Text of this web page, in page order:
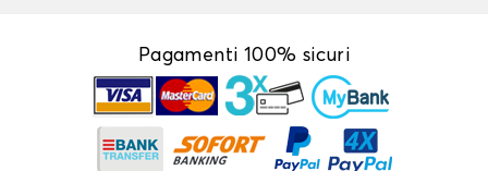
Pagamenti 100% sicuri